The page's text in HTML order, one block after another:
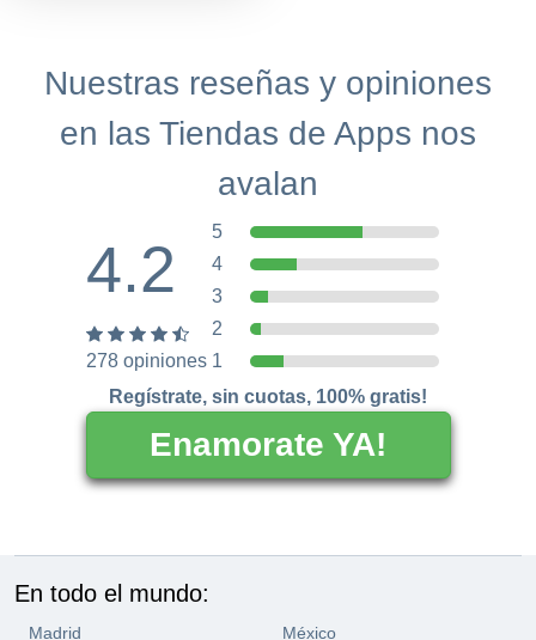
Nuestras reseñas y opiniones
en las Tiendas de Apps nos
avalan
4.2
278 opiniones
5
4
3
2
1
Regístrate, sin cuotas, 100% gratis!
Enamorate YA!
En todo el mundo:
Madrid
México